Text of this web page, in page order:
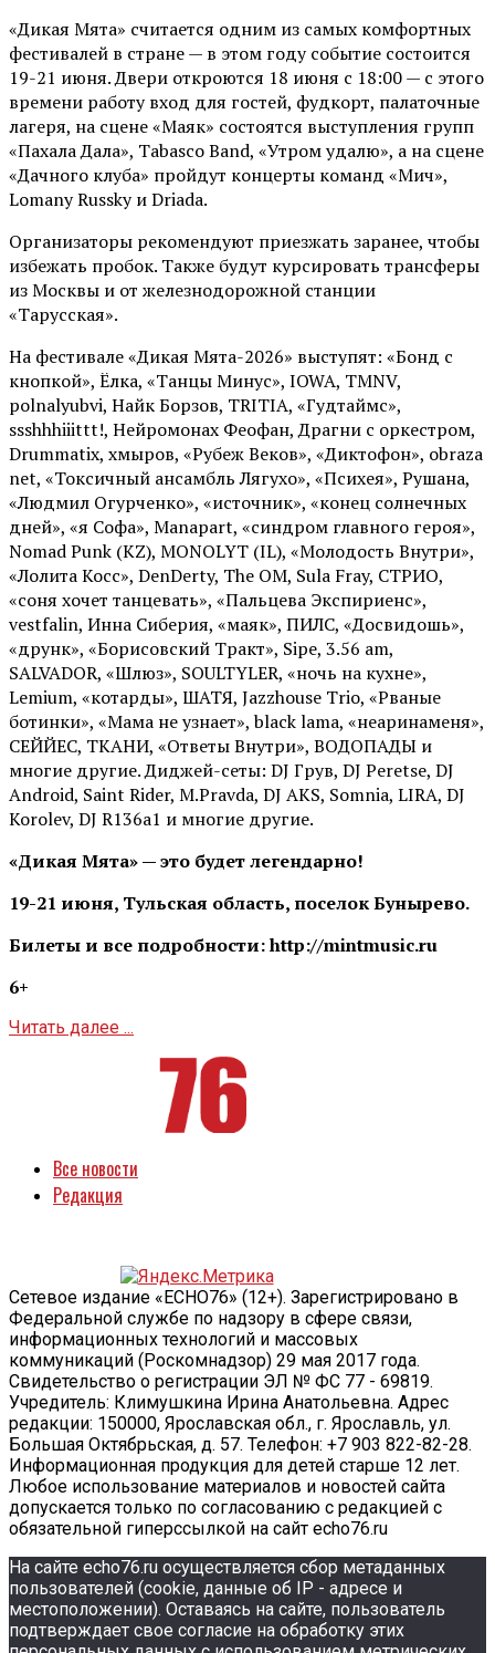
«Дикая Мята» считается одним из самых комфортных
фестивалей в стране — в этом году событие состоится
19-21 июня. Двери откроются 18 июня с 18:00 — с этого
времени работу вход для гостей, фудкорт, палаточные
лагеря, на сцене «Маяк» состоятся выступления групп
«Пахала Дала», Tabasco Band, «Утром удалю», а на сцене
«Дачного клуба» пройдут концерты команд «Мич»,
Lomany Russky и Driada.
Организаторы рекомендуют приезжать заранее, чтобы
избежать пробок. Также будут курсировать трансферы
из Москвы и от железнодорожной станции
«Тарусская».
На фестивале «Дикая Мята-2026» выступят: «Бонд с
кнопкой», Ёлка, «Танцы Минус», IOWA, TMNV,
polnalyubvi, Найк Борзов, TRITIA, «Гудтаймс»,
ssshhhiiittt!, Нейромонах Феофан, Драгни с оркестром,
Drummatix, хмыров, «Рубеж Веков», «Диктофон», obraza
net, «Токсичный ансамбль Лягухо», «Психея», Рушана,
«Людмил Огурченко», «источник», «конец солнечных
дней», «я Софа», Manapart, «синдром главного героя»,
Nomad Punk (KZ), MONOLYT (IL), «Молодость Внутри»,
«Лолита Косс», DenDerty, The OM, Sula Fray, СТРИО,
«соня хочет танцевать», «Пальцева Экспириенс»,
vestfalin, Инна Сиберия, «маяк», ПИЛС, «Досвидошь»,
«друнк», «Борисовский Тракт», Sipe, 3.56 am,
SALVADOR, «Шлюз», SOULTYLER, «ночь на кухне»,
Lemium, «котарды», ШАТЯ, Jazzhouse Trio, «Рваные
ботинки», «Мама не узнает», black lama, «неаринаменя»,
СЕЙЙЕС, ТКАНИ, «Ответы Внутри», ВОДОПАДЫ и
многие другие. Диджей-сеты: DJ Грув, DJ Peretse, DJ
Android, Saint Rider, М.Pravda, DJ AKS, Somnia, LIRA, DJ
Korolev, DJ R136a1 и многие другие.
«Дикая Мята» — это будет легендарно!
19-21 июня, Тульская область, поселок Бунырево.
Билеты и все подробности: http://mintmusic.ru
6+
Читать далее ...
Все новости
Редакция
Сетевое издание «ECHO76» (12+). Зарегистрировано в
Федеральной службе по надзору в сфере связи,
информационных технологий и массовых
коммуникаций (Роскомнадзор) 29 мая 2017 года.
Свидетельство о регистрации ЭЛ № ФС 77 - 69819.
Учредитель: Климушкина Ирина Анатольевна. Адрес
редакции: 150000, Ярославская обл., г. Ярославль, ул.
Большая Октябрьская, д. 57. Телефон: +7 903 822-82-28.
Информационная продукция для детей старше 12 лет.
Любое использование материалов и новостей сайта
допускается только по согласованию с редакцией с
обязательной гиперссылкой на сайт echo76.ru
На сайте echo76.ru осуществляется сбор метаданных
пользователей (cookie, данные об IP - адресе и
местоположении). Оставаясь на сайте, пользователь
подтверждает свое согласие на обработку этих